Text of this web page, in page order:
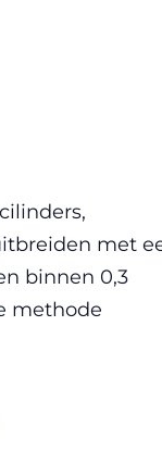
met
binnen 0,3
methode